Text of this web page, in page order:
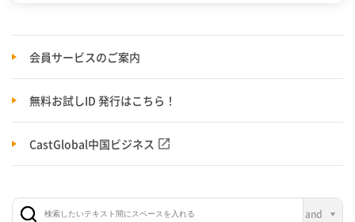
会員サービスのご案内
無料お試しID 発行はこちら！
CastGlobal中国ビジネス